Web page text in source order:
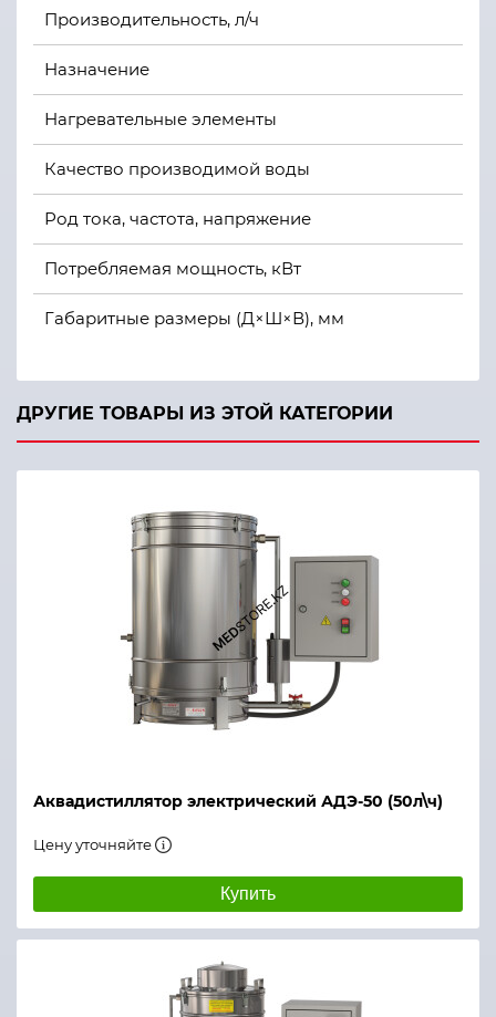
Производительность, л/ч
Назначение
Нагревательные элементы
Качество производимой воды
Род тока, частота, напряжение
Потребляемая мощность, кВт
Габаритные размеры (Д×Ш×В), мм
Гарантийный срок эксплуатации, месяцев с даты
Регистрационное удостоверение на медицинское
Электропроводность производимой воды, мкСм/
Температура производимой воды, °С
Расход исходной воды, л/ч (при t воды 10 °С)
Давление исходной воды, МПа
Габаритные размеры блока управления (Д×Ш×В),
Срок службы, лет
ДРУГИЕ ТОВАРЫ ИЗ ЭТОЙ КАТЕГОРИИ
Аквадистиллятор электрический АДЭ-50 (50л\ч)
Цену уточняйте
Купить